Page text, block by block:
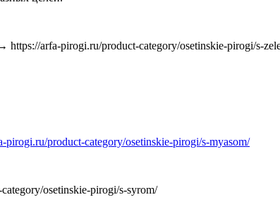
arfa-pirogi.ru/product-category/osetinskie-pirogi/s-
pirogi.ru/product-category/osetinskie-pirogi/s-myasom/
osetinskie-pirogi/s-syrom/